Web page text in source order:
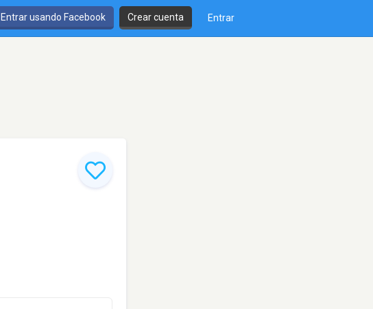
Entrar usando Facebook Crear cuenta Entrar